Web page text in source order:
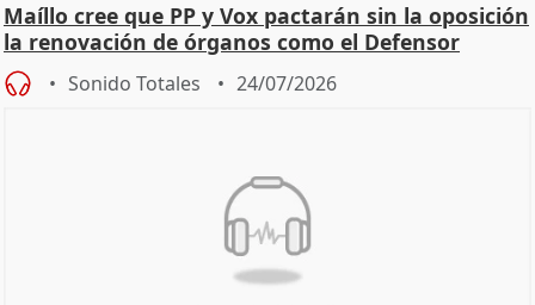
Maíllo cree que PP y Vox pactarán sin la oposición
la renovación de órganos como el Defensor
Sonido Totales 24/07/2026